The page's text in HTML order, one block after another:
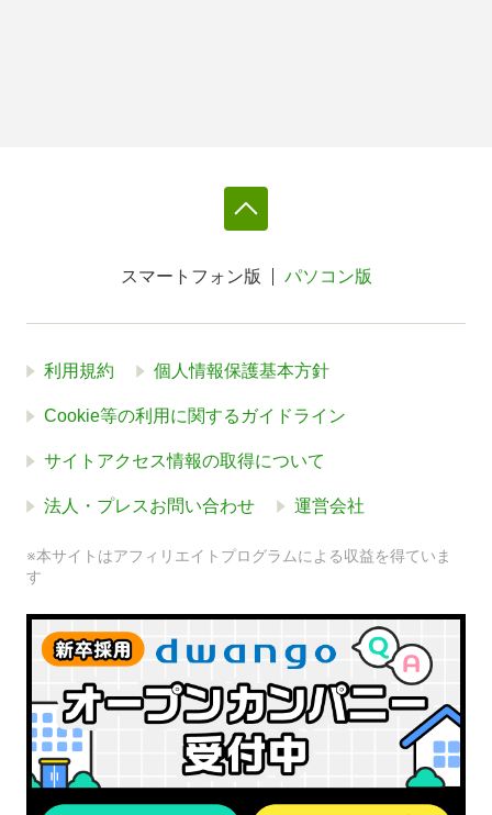
スマートフォン版 パソコン版
利用規約 個人情報保護基本方針
Cookie等の利用に関するガイドライン
サイトアクセス情報の取得について
法人・プレスお問い合わせ 運営会社
※本サイトはアフィリエイトプログラムによる収益を得ていま
す